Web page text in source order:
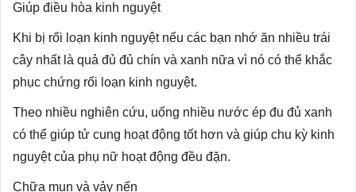
Giúp điều hòa kinh nguyệt
Khi bị rối loạn kinh nguyệt nếu các bạn nhớ ăn nhiều trái
cây nhất là quả đủ đủ chín và xanh nữa vì nó có thể khắc
phục chứng rối loạn kinh nguyệt.
Theo nhiều nghiên cứu, uống nhiều nước ép đu đủ xanh
có thể giúp tử cung hoạt động tốt hơn và giúp chu kỳ kinh
nguyệt của phụ nữ hoạt động đều đặn.
Chữa mụn và vảy nến